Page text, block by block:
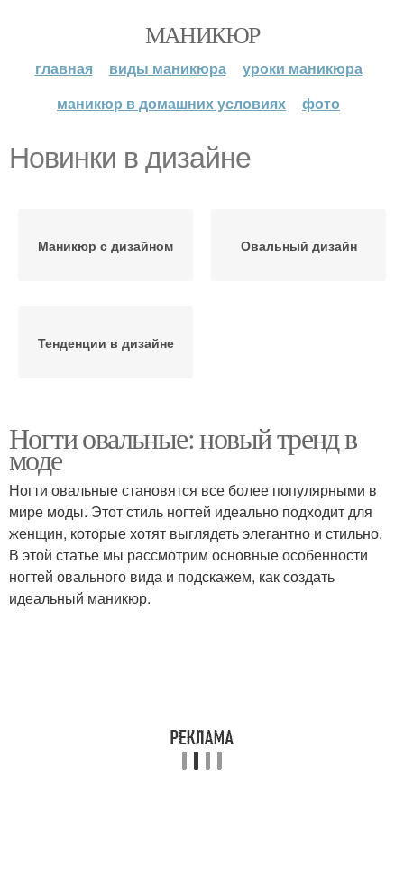
МАНИКЮР
главная виды маникюра
уроки маникюра
маникюр в домашних условиях
фото
Новинки в дизайне
Маникюр с дизайном Овальный дизайн
Тенденции в дизайне
Ногти овальные: новый тренд в
моде
Ногти овальные становятся все более популярными в
мире моды. Этот стиль ногтей идеально подходит для
женщин, которые хотят выглядеть элегантно и стильно.
В этой статье мы рассмотрим основные особенности
ногтей овального вида и подскажем, как создать
идеальный маникюр.